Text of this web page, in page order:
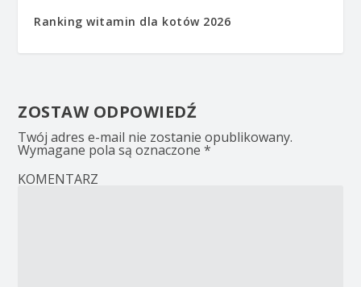
Ranking witamin dla kotów 2026
ZOSTAW ODPOWIEDŹ
Twój adres e-mail nie zostanie opublikowany.
Wymagane pola są oznaczone*
KOMENTARZ